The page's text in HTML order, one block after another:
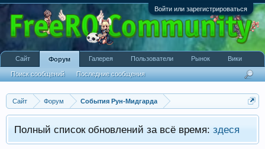
Войти или зарегистрироваться
Сайт Форум События Рун-Мидгарда
Полный список обновлений за всё время: здеся
Сайт Форум
Поиск сообщений Последние сообщения
Галерея Пользователи Рынок Вики